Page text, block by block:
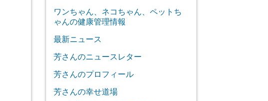
ワンちゃん、ネコちゃん、ペットち
ゃんの健康管理情報
最新ニュース
芳さんのニュースレター
芳さんのプロフィール
芳さんの幸せ道場